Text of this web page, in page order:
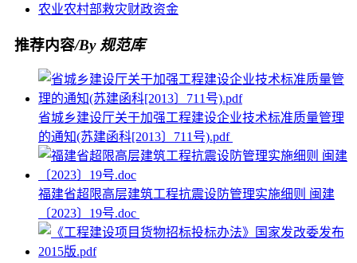
农业农村部救灾财政资金
推荐内容/By 规范库
省城乡建设厅关于加强工程建设企业技术标准质量管理
的通知(苏建函科[2013〕711号).pdf
福建省超限高层建筑工程抗震设防管理实施细则 闽建
〔2023〕19号.doc